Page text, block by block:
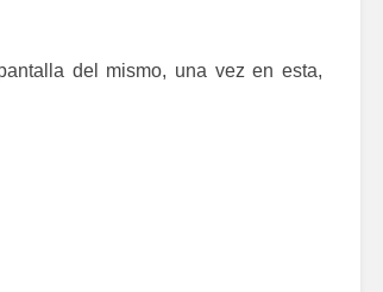
del mismo, una vez en esta,